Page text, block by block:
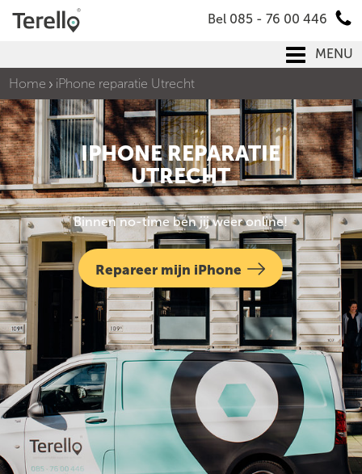
Bel 085 - 76 00 446
MENU
Home
iPhone reparatie Utrecht
IPHONE REPARATIE
UTRECHT
Binnen no-time ben jij weer online!
Repareer mijn iPhone